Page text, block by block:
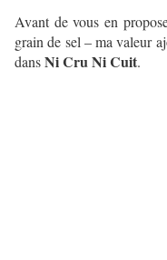
Avant de vous en
grain de sel – ma valeur
dansNi Cru Ni Cuit.